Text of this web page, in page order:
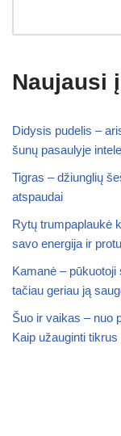
Naujausi
Didysis pudelis –
šunų pasaulyje
Tigras – džiunglių
atspaudai
Rytų trumpaplaukė
savo energija ir protu
Kamanė – pūkuotoji
tačiau geriau ją
Šuo ir vaikas – nuo
Kaip užauginti